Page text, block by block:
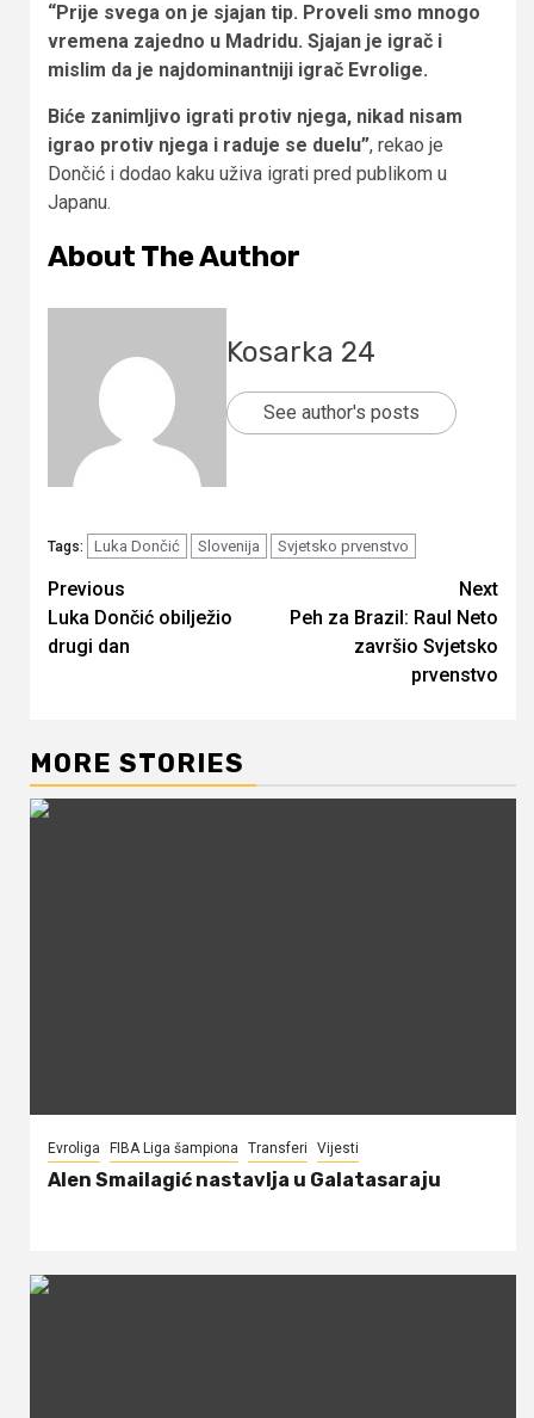
“Prije svega on je sjajan tip. Proveli smo mnogo
vremena zajedno u Madridu. Sjajan je igrač i
mislim da je najdominantniji igrač Evrolige.
Biće zanimljivo igrati protiv njega, nikad nisam
igrao protiv njega i raduje se duelu”, rekao je
Dončić i dodao kaku uživa igrati pred publikom u
Japanu.
About The Author
Kosarka 24
See author's posts
Tags: Luka Dončić Slovenija Svjetsko prvenstvo
Continue
Reading
Previous
Luka Dončić obilježio
drugi dan
Next
Peh za Brazil: Raul Neto
završio Svjetsko
prvenstvo
MORE STORIES
Evroliga FIBA Liga šampiona Transferi Vijesti
Alen Smailagić nastavlja u Galatasaraju